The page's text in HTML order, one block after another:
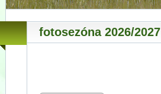
fotosezóna 2026/2027